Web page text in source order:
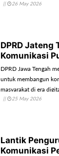
|| 26 May 2026
DPRD Jateng
Komunikasi
DPRD Jawa Tengah
untuk membangun
masyarakat di era
|| 25 May 2026
Lantik
Komunikasi